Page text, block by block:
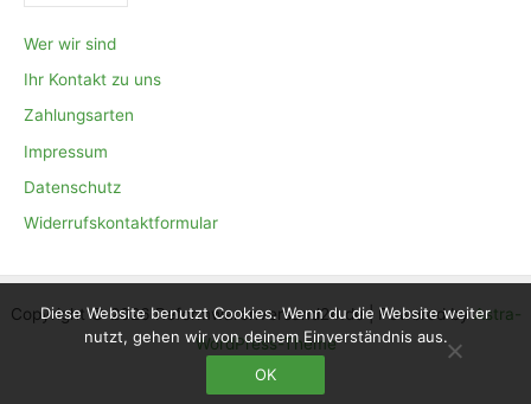
Wer wir sind
Ihr Kontakt zu uns
Zahlungsarten
Impressum
Datenschutz
Widerrufskontaktformular
Copyright © 2026 Reformwarenversand24.de | Powered byAstra-
WordPress-Theme
Diese Website benutzt Cookies. Wenn du die Website weiter
nutzt, gehen wir von deinem Einverständnis aus.
OK